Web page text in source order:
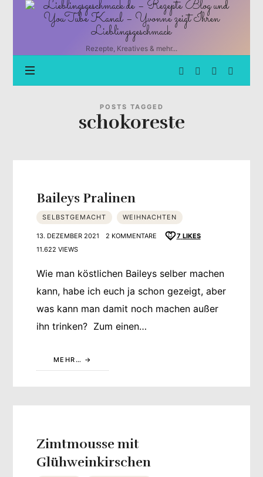
Lieblingsgeschmack.de
Rezepte
und
YouTube
Kanal
Rezepte, Kreatives & mehr...
POSTS TAGGED
schokoreste
Baileys Pralinen
SELBSTGEMACHT WEIHNACHTEN
13. DEZEMBER 2021 2 KOMMENTARE 7 LIKES
11.622 VIEWS
Wie man köstlichen Baileys selber machen
kann, habe ich euch ja schon gezeigt, aber
was kann man damit noch machen außer
ihn trinken? Zum einen…
MEHR…
Zimtmousse mit
Glühweinkirschen